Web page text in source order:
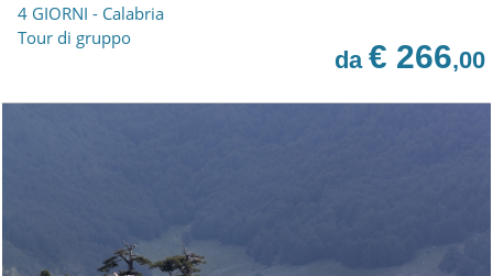
4 GIORNI - Calabria
Tour di gruppo
da € 266,00